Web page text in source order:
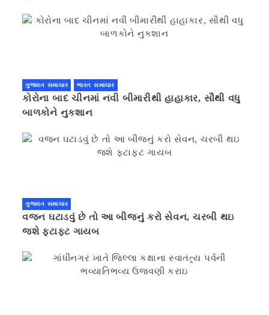
ગુજરાત સમાચાર ભારત સમાચાર
કોરોના બાદ ચીનમાં નવી બીમારીથી હાહાકાર, સૌથી વધુ
બાળકોને નુકશાન
ગુજરાત સમાચાર
વજન ઘટાડવું છે તો આ બીજનું કરો સેવન, ચરબી થઇ
જશે ફટાફટ ગાયબ